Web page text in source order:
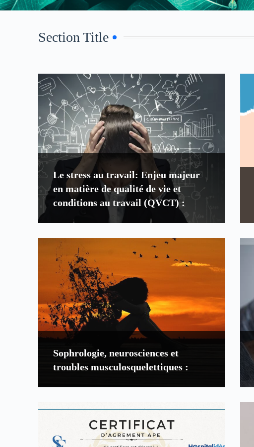
Section Title
Le stress au travail: Enjeu majeur
en matière de qualité de vie et
conditions au travail (QVCT) :
Sophrologie, neurosciences et
troubles musculosquelettiques :